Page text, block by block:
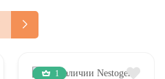
1